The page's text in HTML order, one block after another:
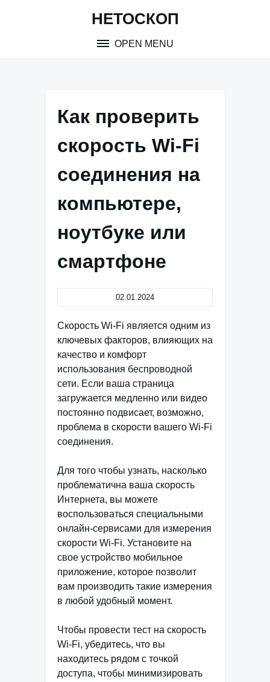
НЕТОСКОП
OPEN MENU
Как проверить
скорость Wi-Fi
соединения на
компьютере,
ноутбуке или
смартфоне
02.01.2024
Скорость Wi-Fi является одним из
ключевых факторов, влияющих на
качество и комфорт
использования беспроводной
сети. Если ваша страница
загружается медленно или видео
постоянно подвисает, возможно,
проблема в скорости вашего Wi-Fi
соединения.
Для того чтобы узнать, насколько
проблематична ваша скорость
Интернета, вы можете
воспользоваться специальными
онлайн-сервисами для измерения
скорости Wi-Fi. Установите на
свое устройство мобильное
приложение, которое позволит
вам производить такие измерения
в любой удобный момент.
Чтобы провести тест на скорость
Wi-Fi, убедитесь, что вы
находитесь рядом с точкой
доступа, чтобы минимизировать